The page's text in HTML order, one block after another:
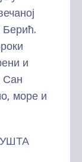
Берић.
и
Сан
море и